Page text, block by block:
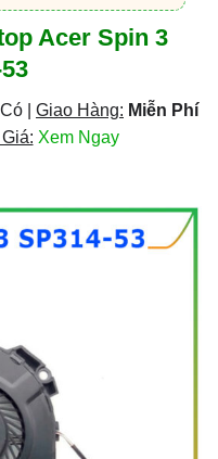
Acer Spin 3
Có | Giao Hàng: Miễn Phí
Xem Ngay